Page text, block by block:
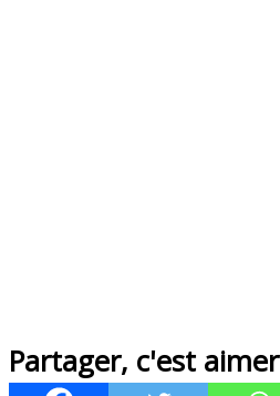
Partager, c'est aimer